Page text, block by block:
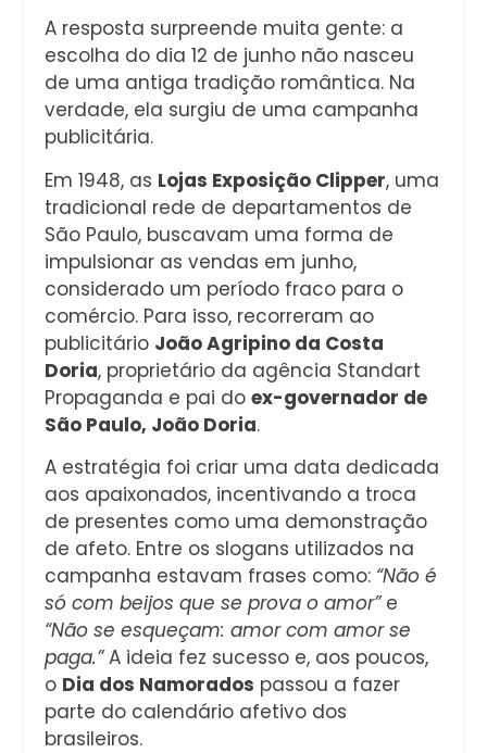
A resposta surpreende muita gente: a
escolha do dia 12 de junho não nasceu
de uma antiga tradição romântica. Na
verdade, ela surgiu de uma campanha
publicitária.
Em 1948, as Lojas Exposição Clipper, uma
tradicional rede de departamentos de
São Paulo, buscavam uma forma de
impulsionar as vendas em junho,
considerado um período fraco para o
comércio. Para isso, recorreram ao
publicitário João Agripino da Costa
Doria, proprietário da agência Standart
Propaganda e pai do ex-governador de
São Paulo, João Doria.
A estratégia foi criar uma data dedicada
aos apaixonados, incentivando a troca
de presentes como uma demonstração
de afeto. Entre os slogans utilizados na
campanha estavam frases como: “Não é
só com beijos que se prova o amor”e
“Não se esqueçam: amor com amor se
paga.”A ideia fez sucesso e, aos poucos,
o Dia dos Namorados passou a fazer
parte do calendário afetivo dos
brasileiros.